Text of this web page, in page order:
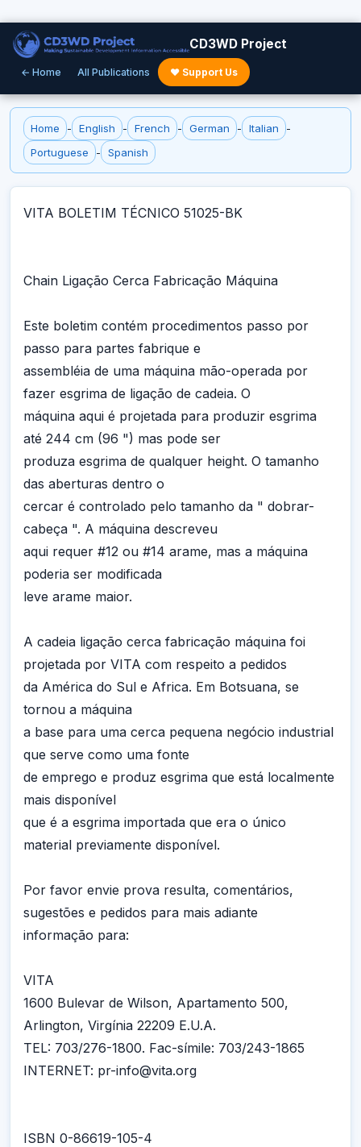
CD3WD Project
← Home All Publications ♥ Support Us
Home - English - French - German - Italian
-
Portuguese
- Spanish
VITA BOLETIM TÉCNICO 51025-BK
Chain Ligação Cerca Fabricação Máquina
Este boletim contém procedimentos passo por
passo para partes fabrique e
assembléia de uma máquina mão-operada por
fazer esgrima de ligação de cadeia. O
máquina aqui é projetada para produzir esgrima
até 244 cm (96 ") mas pode ser
produza esgrima de qualquer height. O tamanho
das aberturas dentro o
cercar é controlado pelo tamanho da " dobrar-
cabeça ". A máquina descreveu
aqui requer #12 ou #14 arame, mas a máquina
poderia ser modificada
leve arame maior.
A cadeia ligação cerca fabricação máquina foi
projetada por VITA com respeito a pedidos
da América do Sul e Africa. Em Botsuana, se
tornou a máquina
a base para uma cerca pequena negócio industrial
que serve como uma fonte
de emprego e produz esgrima que está localmente
mais disponível
que é a esgrima importada que era o único
material previamente disponível.
Por favor envie prova resulta, comentários,
sugestões e pedidos para mais adiante
informação para:
VITA
1600 Bulevar de Wilson, Apartamento 500,
Arlington, Virgínia 22209 E.U.A.
TEL: 703/276-1800. Fac-símile: 703/243-1865
INTERNET: pr-info@vita.org
ISBN 0-86619-105-4